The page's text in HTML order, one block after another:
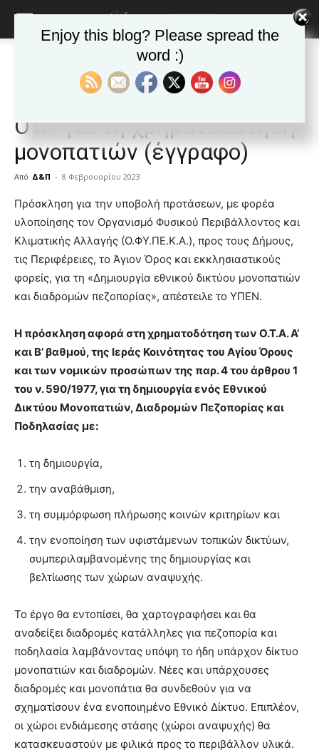
Αυτοδιοίκηση
Αυτοδιοίκηση Δημοφιλή άρθρα Ελλαδα
ΥΠΕΝ: Πρόσκληση προς
ΟΤΑ για τη χρηματοδότηση
μονοπατιών (έγγραφο)
Από Δ&Π - 8 Φεβρουαρίου 2023
blonde
lesbians
hot
cam
show.desi
xxx
teaches
you
the
of
pain.
pornhun
porn
Πρόσκληση για την υποβολή προτάσεων, με φορέα
υλοποίησης τον Οργανισμό Φυσικού Περιβάλλοντος και
Κλιματικής Αλλαγής (Ο.ΦΥ.ΠΕ.Κ.Α.), προς τους Δήμους,
τις Περιφέρειες, το Άγιον Όρος και εκκλησιαστικούς
φορείς, για τη «Δημιουργία εθνικού δικτύου μονοπατιών
και διαδρομών πεζοπορίας», απέστειλε το ΥΠΕΝ.
Η πρόσκληση αφορά στη χρηματοδότηση των Ο.Τ.Α. Α’
και Β’ βαθμού, της Ιεράς Κοινότητας του Αγίου Όρους
και των νομικών προσώπων της παρ. 4 του άρθρου 1
του ν. 590/1977, για τη δημιουργία ενός Εθνικού
Δικτύου Μονοπατιών, Διαδρομών Πεζοπορίας και
Ποδηλασίας με:
τη δημιουργία,
την αναβάθμιση,
τη συμμόρφωση πλήρωσης κοινών κριτηρίων και
την ενοποίηση των υφιστάμενων τοπικών δικτύων,
συμπεριλαμβανομένης της δημιουργίας και
βελτίωσης των χώρων αναψυχής.
Το έργο θα εντοπίσει, θα χαρτογραφήσει και θα
αναδείξει διαδρομές κατάλληλες για πεζοπορία και
ποδηλασία λαμβάνοντας υπόψη το ήδη υπάρχον δίκτυο
μονοπατιών και διαδρομών. Νέες και υπάρχουσες
διαδρομές και μονοπάτια θα συνδεθούν για να
σχηματίσουν ένα ενοποιημένο Εθνικό Δίκτυο. Επιπλέον,
οι χώροι ενδιάμεσης στάσης (χώροι αναψυχής) θα
κατασκευαστούν με φιλικά προς το περιβάλλον υλικά.
Enjoy this blog? Please spread the
word :)